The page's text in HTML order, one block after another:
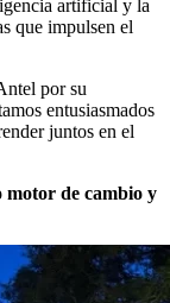
artificial y la
que impulsen el
por su
entusiasmados
juntos en el
motor de cambio y